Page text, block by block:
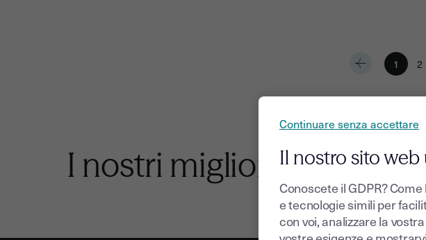
1 2
I nostri migliori articoli
Continuare senza accettare
Il nostro sito
Conoscete il GDPR?
e tecnologie simili per
con voi, analizzare la